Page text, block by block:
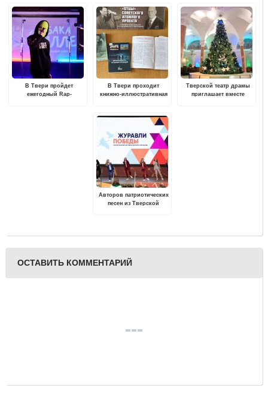
В Твери пройдет
ежегодный Rap-
В Твери проходит
книжно-иллюстративная
проекта"
Тверской театр драмы
приглашает вместе
Авторов патриотических
песен из Тверской
ОСТАВИТЬ КОММЕНТАРИЙ